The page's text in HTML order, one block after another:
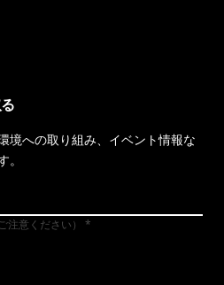
境への取り組み、イベント情報な
意ください）